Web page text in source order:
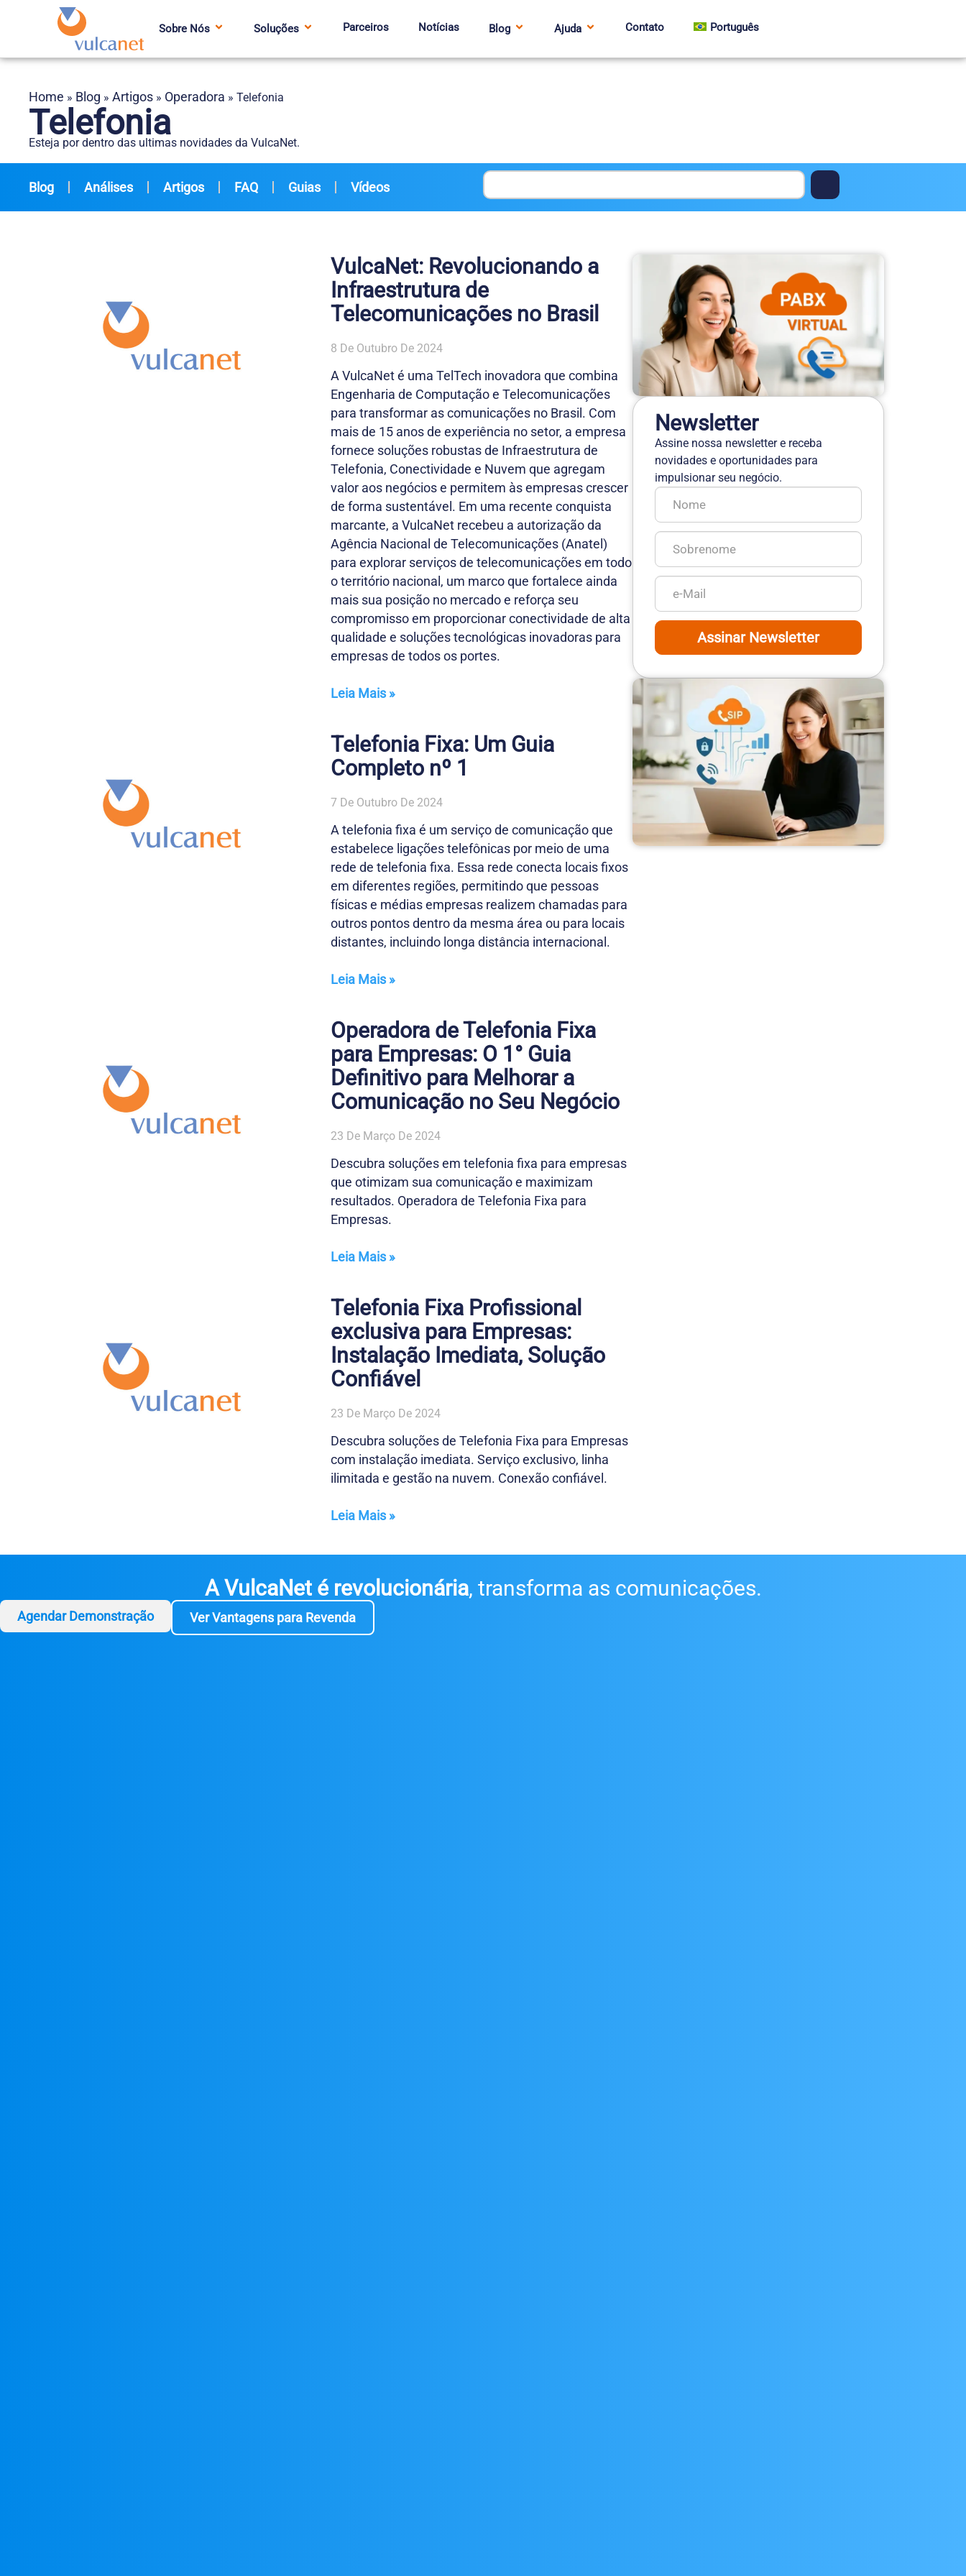
Sobre Nós Soluções Parceiros Notícias Blog Ajuda Contato Português
Home » Blog » Artigos » Operadora » Telefonia
Telefonia
Esteja por dentro das ultimas novidades da VulcaNet.
Blog Análises Artigos FAQ Guias Vídeos
VulcaNet: Revolucionando a
Infraestrutura de
Telecomunicações no Brasil
8 De Outubro De 2024
A VulcaNet é uma TelTech inovadora que combina
Engenharia de Computação e Telecomunicações
para transformar as comunicações no Brasil. Com
mais de 15 anos de experiência no setor, a empresa
fornece soluções robustas de Infraestrutura de
Telefonia, Conectividade e Nuvem que agregam
valor aos negócios e permitem às empresas crescer
de forma sustentável. Em uma recente conquista
marcante, a VulcaNet recebeu a autorização da
Agência Nacional de Telecomunicações (Anatel)
para explorar serviços de telecomunicações em todo
o território nacional, um marco que fortalece ainda
mais sua posição no mercado e reforça seu
compromisso em proporcionar conectividade de alta
qualidade e soluções tecnológicas inovadoras para
empresas de todos os portes.
Leia Mais »
Telefonia Fixa: Um Guia
Completo nº 1
7 De Outubro De 2024
A telefonia fixa é um serviço de comunicação que
estabelece ligações telefônicas por meio de uma
rede de telefonia fixa. Essa rede conecta locais fixos
em diferentes regiões, permitindo que pessoas
físicas e médias empresas realizem chamadas para
outros pontos dentro da mesma área ou para locais
distantes, incluindo longa distância internacional.
Leia Mais »
Operadora de Telefonia Fixa
para Empresas: O 1° Guia
Definitivo para Melhorar a
Comunicação no Seu Negócio
23 De Março De 2024
Descubra soluções em telefonia fixa para empresas
que otimizam sua comunicação e maximizam
resultados. Operadora de Telefonia Fixa para
Empresas.
Leia Mais »
Telefonia Fixa Profissional
exclusiva para Empresas:
Instalação Imediata, Solução
Confiável
23 De Março De 2024
Descubra soluções de Telefonia Fixa para Empresas
com instalação imediata. Serviço exclusivo, linha
ilimitada e gestão na nuvem. Conexão confiável.
Leia Mais »
Newsletter
Assine nossa newsletter e receba
novidades e oportunidades para
impulsionar seu negócio.
Assinar Newsletter
A VulcaNet é revolucionária, transforma as comunicações.
Agendar Demonstração Ver Vantagens para Revenda